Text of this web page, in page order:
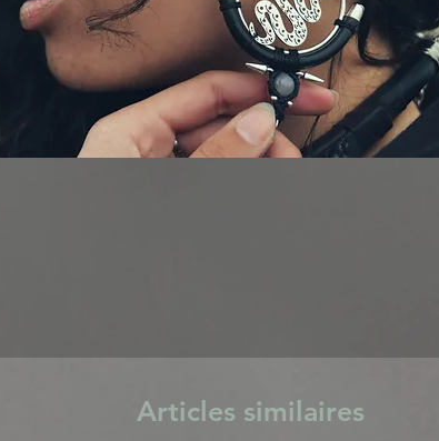
Articles similaires